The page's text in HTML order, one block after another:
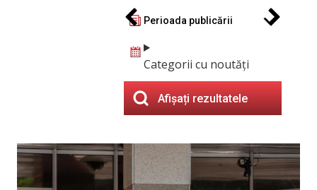
Perioada publicării
Categorii cu noutăți
Afișați rezultatele